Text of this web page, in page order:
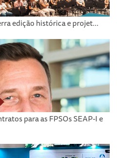
edição histórica e projet...
para as FPSOs SEAP-I e